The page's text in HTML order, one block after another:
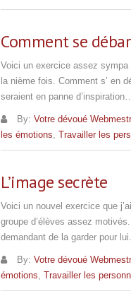
Comment se
Voici un exercice assez
la nième fois. Comment s’ en
seraient en panne
By: Votre dévoué
les émotions, Travailler les
L’image secrète
Voici un nouvel exercice que
groupe d’élèves assez
demandant de la garder pour
By: Votre dévoué
émotions, Travailler les